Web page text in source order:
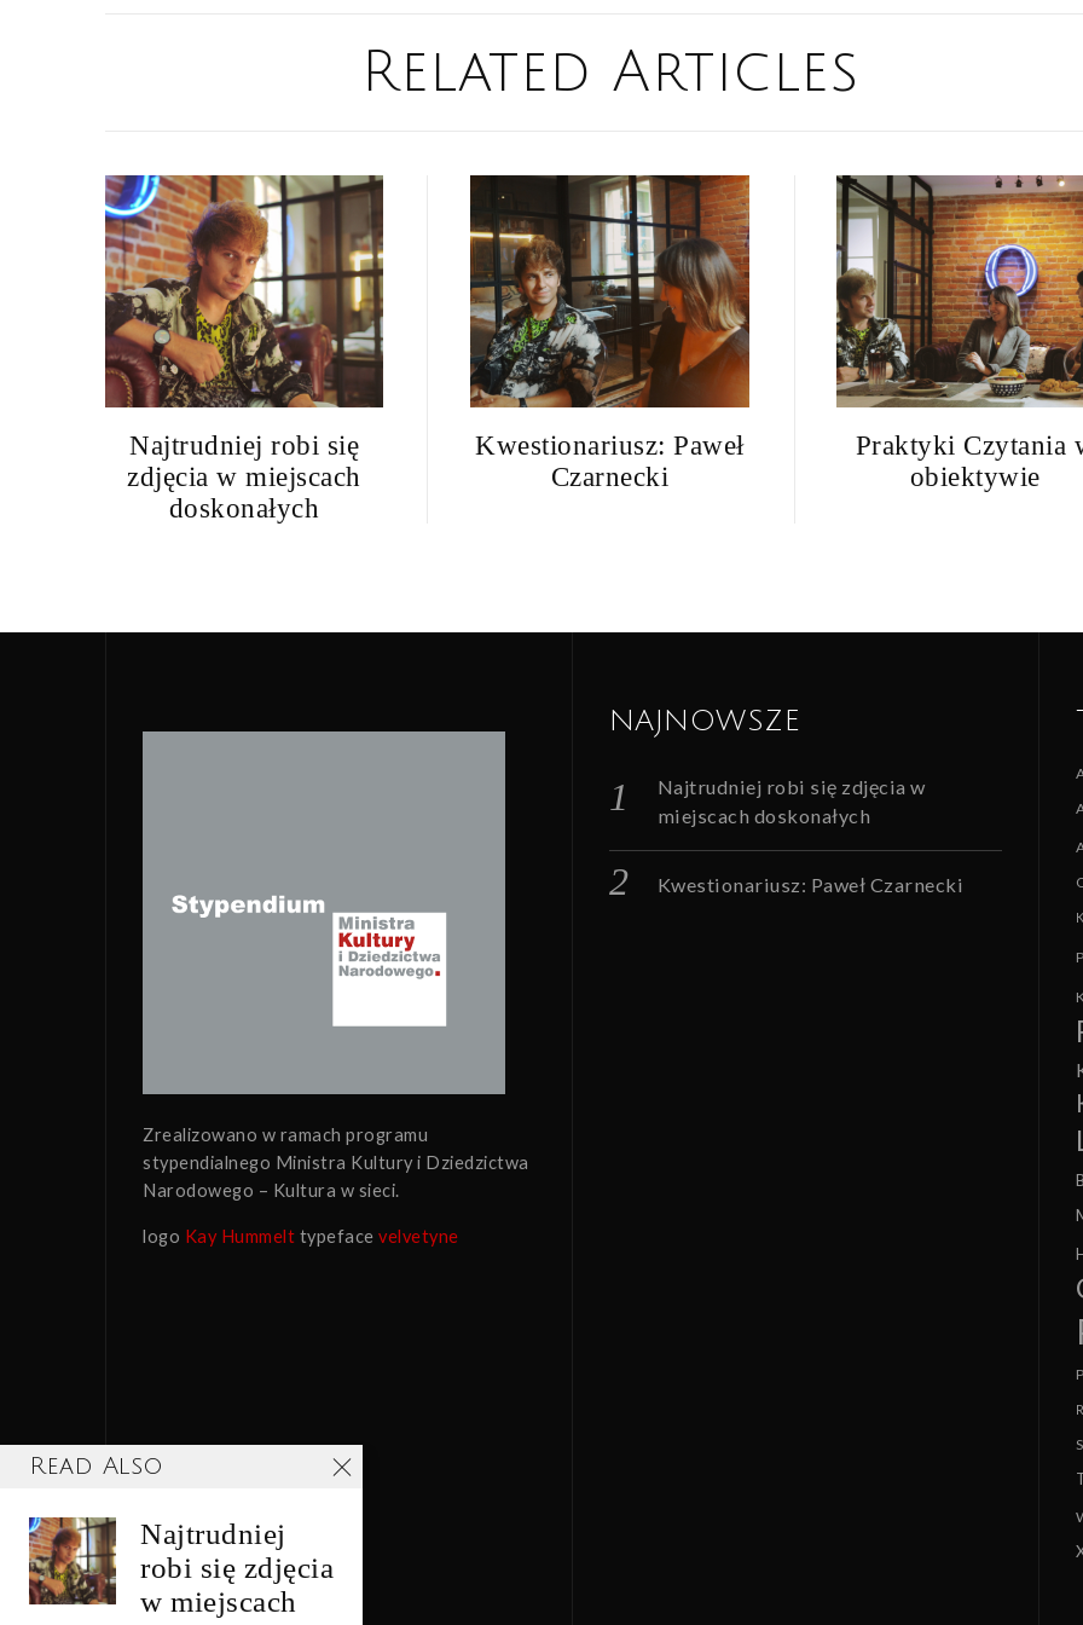
Related Articles
Najtrudniej robi się
zdjęcia w miejscach
doskonałych
Kwestionariusz: Paweł
Czarnecki
Praktyki Czytania
obiektywie
Zrealizowano w ramach programu
stypendialnego Ministra Kultury i Dziedzictwa
Narodowego – Kultura w sieci.
logo Kay Hummelt typeface velvetyne
NAJNOWSZE
Najtrudniej robi się zdjęcia w
miejscach doskonałych
Kwestionariusz: Paweł Czarnecki
Read Also
Najtrudniej
robi się zdjęcia
w miejscach